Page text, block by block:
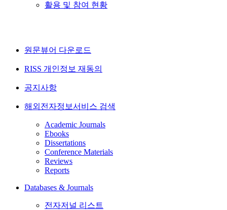
활용 및 참여 현황
원문뷰어 다운로드
RISS 개인정보 재동의
공지사항
해외전자정보서비스 검색
Academic Journals
Ebooks
Dissertations
Conference Materials
Reviews
Reports
Databases & Journals
전자저널 리스트